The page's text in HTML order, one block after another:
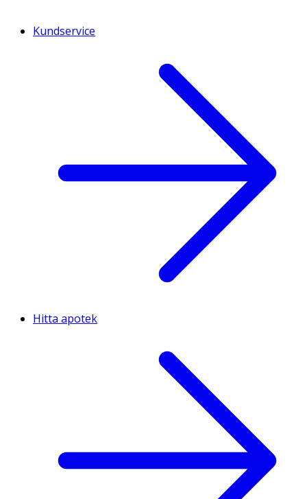
Kundservice
Hitta apotek